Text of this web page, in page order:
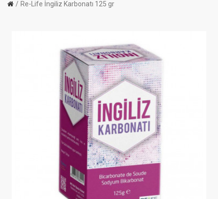
Re-Life İngiliz Karbonatı 125 gr